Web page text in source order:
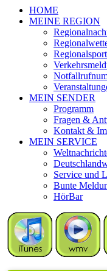
HOME
MEINE REGION
Regionalsport
MEIN SENDER
Programm
Fragen &
Kontakt &
MEIN SERVICE
Service und
Bunte
HörBar